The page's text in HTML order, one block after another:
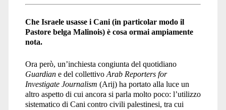
Che Israele usasse i Cani (in particolar modo il
Pastore belga Malinois) è cosa ormai ampiamente
nota.
Ora però, un’inchiesta congiunta del quotidiano
Guardiane del collettivo Arab Reporters for
Investigate Journalism (Arij) ha portato alla luce un
altro aspetto di cui ancora si parla molto poco: l’utilizzo
sistematico di Cani contro civili palestinesi, tra cui